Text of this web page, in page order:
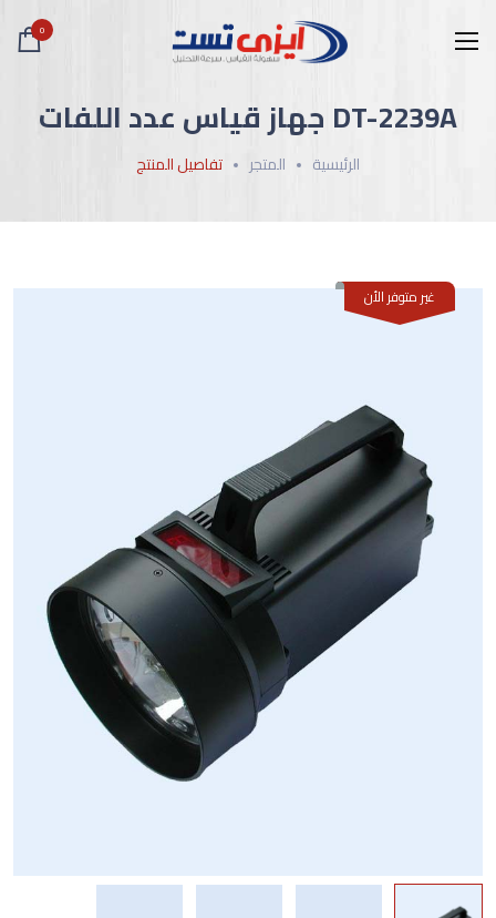
0
DT-2239A جهاز قياس عدد اللفات
الرئيسية المتجر تفاصيل المنتج
غير متوفر الأن